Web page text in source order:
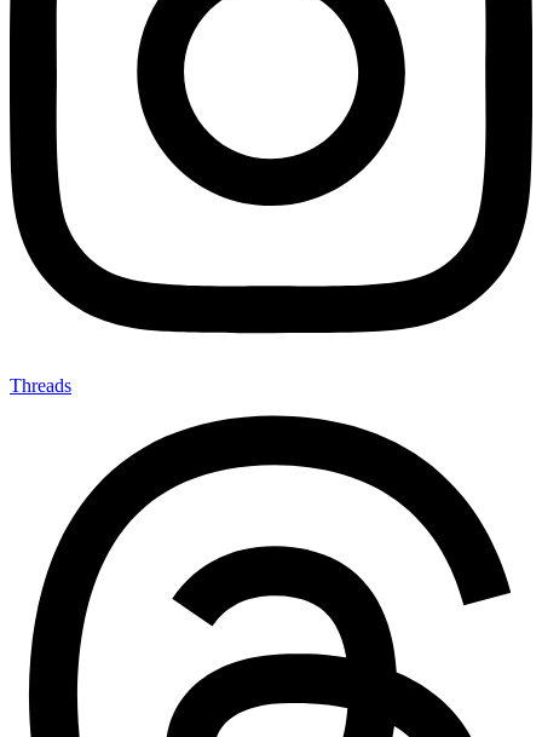
Threads